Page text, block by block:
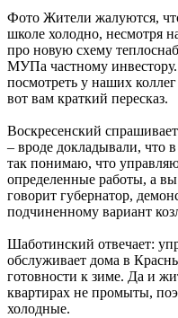
Фото Жители жалуются,
школе холодно, несмотря
про новую схему
МУПа частному
посмотреть у наших
вот вам краткий пересказ.
Воскресенский
– вроде докладывали, что
так понимаю, что
определенные работы, а
говорит губернатор,
подчиненному вариант
Шаботинский отвечает:
обслуживает дома в
готовности к зиме. Да и
квартирах не промыты,
холодные.